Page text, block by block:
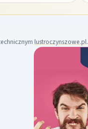
lustroczynszowe.pl.